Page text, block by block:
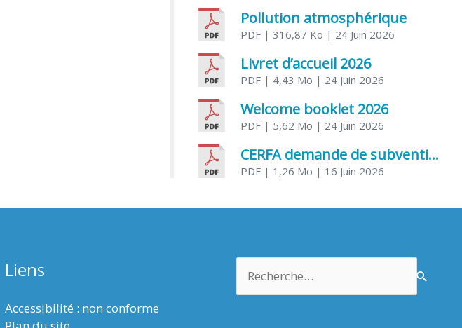
Pollution atmosphérique
PDF | 316,87 Ko | 24 Juin 2026
Livret d’accueil 2026
PDF | 4,43 Mo | 24 Juin 2026
Welcome booklet 2026
PDF | 5,62 Mo | 24 Juin 2026
CERFA demande de subvention association
PDF | 1,26 Mo | 16 Juin 2026
Liens
Accessibilité : non conforme